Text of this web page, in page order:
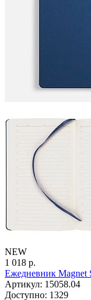
NEW
1 018 р.
Ежедневник Magnet
Артикул: 15058.04
Доступно: 1329